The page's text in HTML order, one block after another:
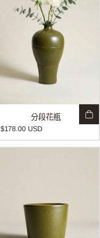
分段花瓶
$178.00 USD